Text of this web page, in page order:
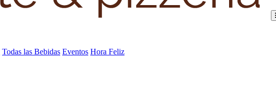
Todas las Bebidas Eventos Hora Feliz